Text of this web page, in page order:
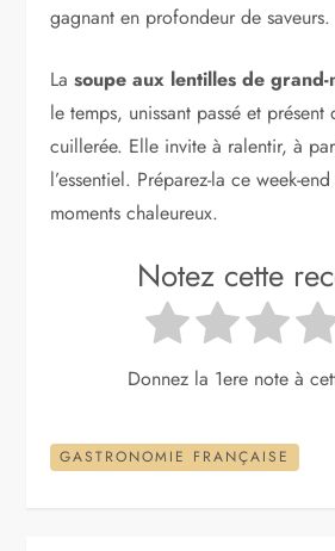
gagnant en profondeur de saveurs.
Lasoupe aux lentilles de grand-
le temps, unissant passé et présent
cuillerée. Elle invite à ralentir, à
l’essentiel. Préparez-la ce week-
moments chaleureux.
Notez cette
Donnez la 1ere note à
GASTRONOMIE FRANÇAISE